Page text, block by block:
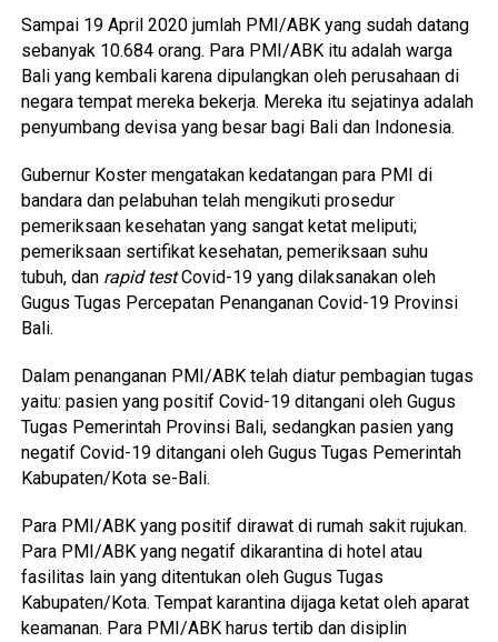
Sampai 19 April 2020 jumlah PMI/ABK yang sudah datang
sebanyak 10.684 orang. Para PMI/ABK itu adalah warga
Bali yang kembali karena dipulangkan oleh perusahaan di
negara tempat mereka bekerja. Mereka itu sejatinya adalah
penyumbang devisa yang besar bagi Bali dan Indonesia.
Gubernur Koster mengatakan kedatangan para PMI di
bandara dan pelabuhan telah mengikuti prosedur
pemeriksaan kesehatan yang sangat ketat meliputi;
pemeriksaan sertifikat kesehatan, pemeriksaan suhu
tubuh, dan rapid testCovid-19 yang dilaksanakan oleh
Gugus Tugas Percepatan Penanganan Covid-19 Provinsi
Bali.
Dalam penanganan PMI/ABK telah diatur pembagian tugas
yaitu: pasien yang positif Covid-19 ditangani oleh Gugus
Tugas Pemerintah Provinsi Bali, sedangkan pasien yang
negatif Covid-19 ditangani oleh Gugus Tugas Pemerintah
Kabupaten/Kota se-Bali.
Para PMI/ABK yang positif dirawat di rumah sakit rujukan.
Para PMI/ABK yang negatif dikarantina di hotel atau
fasilitas lain yang ditentukan oleh Gugus Tugas
Kabupaten/Kota. Tempat karantina dijaga ketat oleh aparat
keamanan. Para PMI/ABK harus tertib dan disiplin